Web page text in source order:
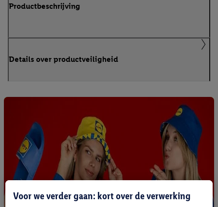
Productbeschrijving
Details over productveiligheid
Voor we verder gaan: kort over de verwerking